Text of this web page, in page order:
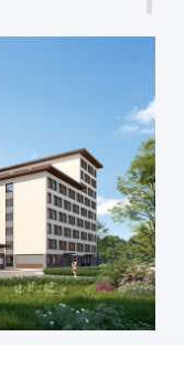
板街道容貌提升
项目（全民健身中
）工程